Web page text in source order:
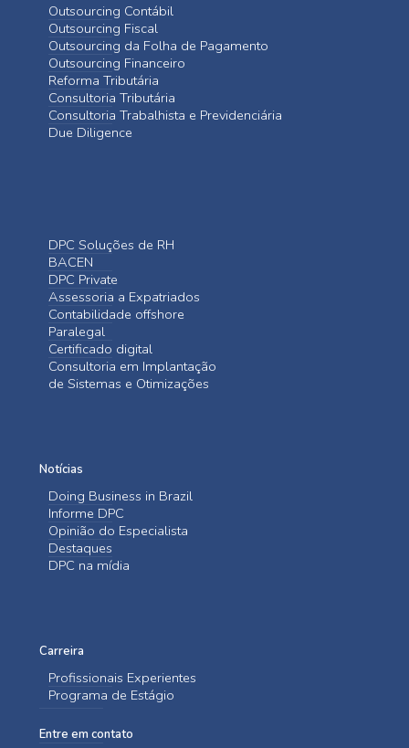
Outsourcing Contábil
Outsourcing Fiscal
Outsourcing da Folha de Pagamento
Outsourcing Financeiro
Reforma Tributária
Consultoria Tributária
Consultoria Trabalhista e Previdenciária
Due Diligence
DPC Soluções de RH
BACEN
DPC Private
Assessoria a Expatriados
Contabilidade offshore
Paralegal
Certificado digital
Consultoria em Implantação
de Sistemas e Otimizações
Notícias
Doing Business in Brazil
Informe DPC
Opinião do Especialista
Destaques
DPC na mídia
Carreira
Profissionais Experientes
Programa de Estágio
Entre em contato